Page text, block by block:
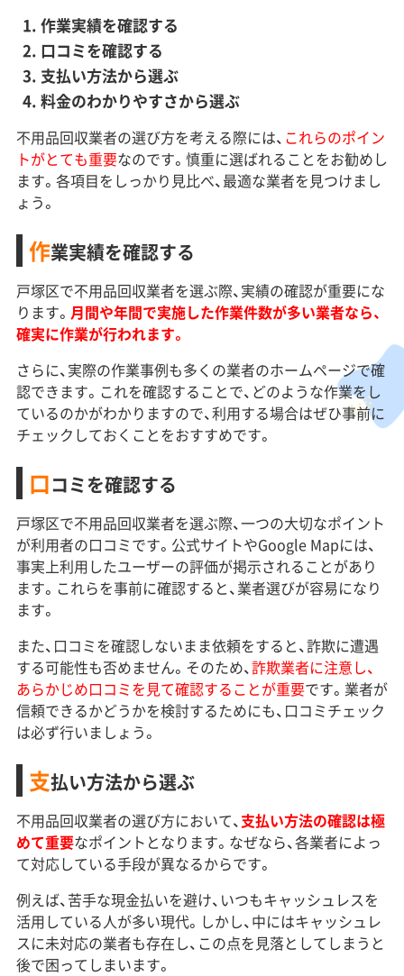
作業実績を確認する
口コミを確認する
支払い方法から選ぶ
料金のわかりやすさから選ぶ
不用品回収業者の選び方を考える際には、 これらのポイン
トがとても重要なのです。慎重に選ばれることをお勧めし
ます。各項目をしっかり見比べ、最適な業者を見つけまし
ょう。
作業実績を確認する
戸塚区で不用品回収業者を選ぶ際、実績の確認が重要にな
ります。 月間や年間で実施した作業件数が多い業者なら、
確実に作業が行われます。
さらに、実際の作業事例も多くの業者のホームページで確
認できます。これを確認することで、どのような作業をし
ているのかがわかりますので、利用する場合はぜひ事前に
チェックしておくことをおすすめです。
口コミを確認する
戸塚区で不用品回収業者を選ぶ際、一つの大切なポイント
が利用者の口コミです。公式サイトやGoogle Mapには、
事実上利用したユーザーの評価が掲示されることがあり
ます。これらを事前に確認すると、業者選びが容易になり
ます。
また、口コミを確認しないまま依頼をすると、詐欺に遭遇
する可能性も否めません。そのため、詐欺業者に注意し、
あらかじめ口コミを見て確認することが重要です。業者が
信頼できるかどうかを検討するためにも、口コミチェック
は必ず行いましょう。
支払い方法から選ぶ
不用品回収業者の選び方において、支払い方法の確認は極
めて重要なポイントとなります。なぜなら、各業者によっ
て対応している手段が異なるからです。
例えば、苦手な現金払いを避け、いつもキャッシュレスを
活用している人が多い現代。しかし、中にはキャッシュレ
スに未対応の業者も存在し、この点を見落としてしまうと
後で困ってしまいます。